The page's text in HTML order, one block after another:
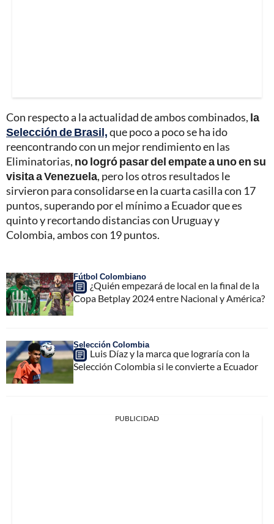
Con respecto a la actualidad de ambos combinados, la
Selección de Brasil,que poco a poco se ha ido
reencontrando con un mejor rendimiento en las
Eliminatorias, no logró pasar del empate a uno en su
visita a Venezuela, pero los otros resultados le
sirvieron para consolidarse en la cuarta casilla con 17
puntos, superando por el mínimo a Ecuador que es
quinto y recortando distancias con Uruguay y
Colombia, ambos con 19 puntos.
Fútbol Colombiano
¿Quién empezará de local en la final de la
Copa Betplay 2024 entre Nacional y América?
Selección Colombia
Luis Díaz y la marca que lograría con la
Selección Colombia si le convierte a Ecuador
PUBLICIDAD